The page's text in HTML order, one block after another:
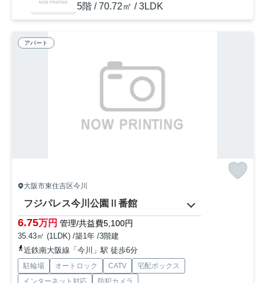
5階 / 70.72㎡ / 3LDK
アパート
大阪市東住吉区今川
フジパレス今川公園Ⅱ番館
6.75万円 管理/共益費5,100円
35.43㎡ (1LDK) /築1年 /3階建
近鉄南大阪線「今川」駅 徒歩6分
駐輪場 オートロック CATV
宅配ボックス
インターネット対応
防犯カメラ